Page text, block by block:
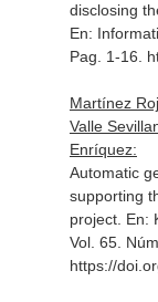
disclosing
En:
Pag. 1-16.
Martínez
Valle
Enríquez:
Automatic
supporting
project. En:
Vol. 65.
https://